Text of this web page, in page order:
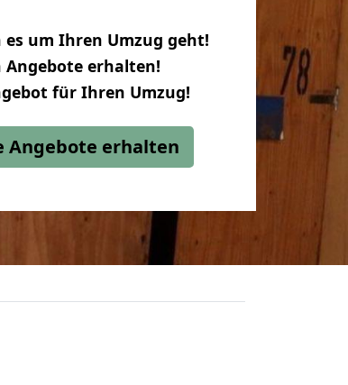
um Ihren Umzug geht!
erhalten!
für Ihren Umzug!
Angebote erhalten